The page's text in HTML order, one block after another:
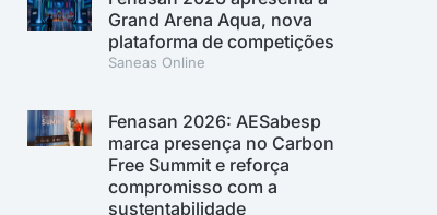
Grand Arena Aqua, nova
plataforma de competições
Saneas Online
Fenasan 2026: AESabesp
marca presença no Carbon
Free Summit e reforça
compromisso com a
sustentabilidade